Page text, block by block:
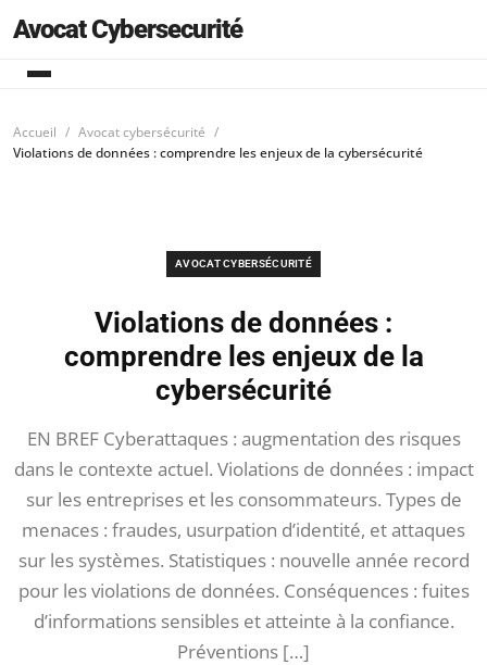
Avocat Cybersecurité
Accueil
Avocat cybersécurité
Violations de données : comprendre les enjeux de la cybersécurité
AVOCAT CYBERSÉCURITÉ
Violations de données :
comprendre les enjeux de la
cybersécurité
EN BREF Cyberattaques : augmentation des risques
dans le contexte actuel. Violations de données : impact
sur les entreprises et les consommateurs. Types de
menaces : fraudes, usurpation d’identité, et attaques
sur les systèmes. Statistiques : nouvelle année record
pour les violations de données. Conséquences : fuites
d’informations sensibles et atteinte à la confiance.
Préventions […]